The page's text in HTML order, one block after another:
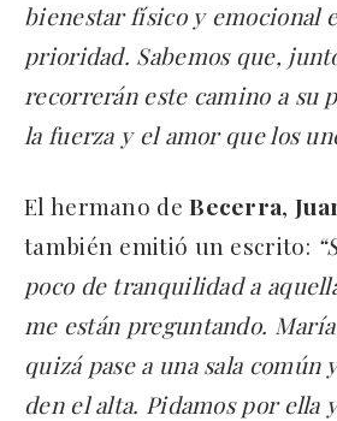
bienestar físico y emocional
prioridad. Sabemos que,
recorrerán este camino a su
la fuerza y el amor que los
El hermano deBecerra,
también emitió un escrito:
poco de tranquilidad a
me están preguntando.
quizá pase a una sala común
den el alta. Pidamos por ella